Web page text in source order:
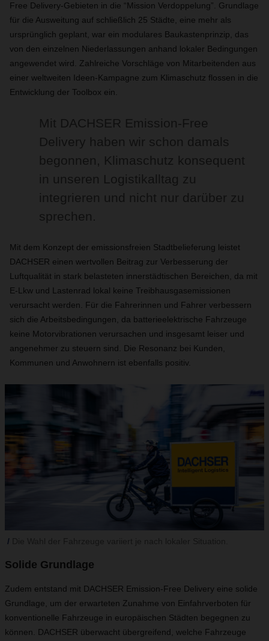
Free Delivery-Gebieten in die “Mission Verdoppelung”. Grundlage
für die Ausweitung auf schließlich 25 Städte, eine mehr als
ursprünglich geplant, war ein modulares Baukastenprinzip, das
von den einzelnen Niederlassungen anhand lokaler Bedingungen
angewendet wird. Zahlreiche Vorschläge von Mitarbeitenden aus
einer weltweiten Ideen-Kampagne zum Klimaschutz flossen in die
Entwicklung der Toolbox ein.
Mit DACHSER Emission-Free
Delivery haben wir schon damals
begonnen, Klimaschutz konsequent
in unseren Logistikalltag zu
integrieren und nicht nur darüber zu
sprechen.
Mit dem Konzept der emissionsfreien Stadtbelieferung leistet
DACHSER einen wertvollen Beitrag zur Verbesserung der
Luftqualität in stark belasteten innerstädtischen Bereichen, da mit
E-Lkw und Lastenrad lokal keine Treibhausgasemissionen
verursacht werden. Für die Fahrerinnen und Fahrer verbessern
sich die Arbeitsbedingungen, da batterieelektrische Fahrzeuge
keine Motorvibrationen verursachen und insgesamt leiser und
angenehmer zu steuern sind. Die Resonanz bei Kunden,
Kommunen und Anwohnern ist ebenfalls positiv.
Solide Grundlage
Zudem entstand mit DACHSER Emission-Free Delivery eine solide
Grundlage, um der erwarteten Zunahme von Einfahrverboten für
konventionelle Fahrzeuge in europäischen Städten begegnen zu
können. DACHSER überwacht übergreifend, welche Fahrzeuge